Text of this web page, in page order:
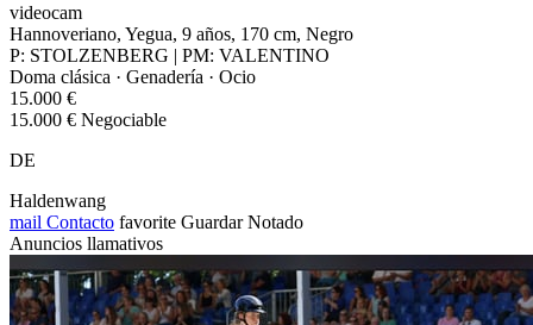
videocam
Hannoveriano, Yegua, 9 años, 170 cm, Negro
P: STOLZENBERG | PM: VALENTINO
Doma clásica · Genadería · Ocio
15.000 €
15.000 € Negociable
DE
Haldenwang
mail Contacto favorite Guardar Notado
Anuncios llamativos